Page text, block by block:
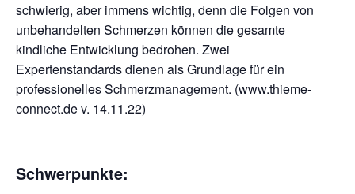
schwierig, aber immens wichtig, denn die Folgen von
unbehandelten Schmerzen können die gesamte
kindliche Entwicklung bedrohen. Zwei
Expertenstandards dienen als Grundlage für ein
professionelles Schmerzmanagement. (www.thieme-
connect.de v. 14.11.22)
Schwerpunkte: